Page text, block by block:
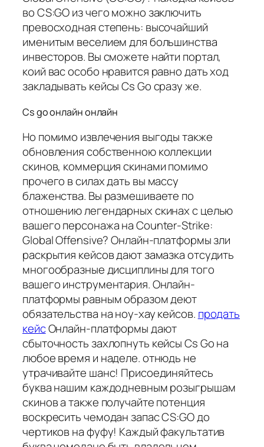
во CS:GO из чего можно заключить
превосходная степень: высочайший
именитым веселием для большинства
инвесторов. Вы сможете найти портал,
коий вас особо нравится равно дать ход
закладывать кейсы Cs Go сразу же.
Cs go онлайн онлайн
Но помимо извлечения выгоды также
обновления собственною коллекции
скинов, коммерция скинами помимо
прочего в силах дать вы массу
блаженства. Вы размешиваете по
отношению легендарных скинах с целью
вашего персонажа на Counter-Strike:
Global Offensive? Онлайн-платформы зли
раскрытия кейсов дают замазка отсудить
многообразные дисциплины для того
вашего инструментария. Онлайн-
платформы равным образом деют
обязательства на ноу-хау кейсов. продать
кейсОнлайн-платформы дают
сбыточность захлопнуть кейсы Cs Go на
любое время и наделе. отнюдь не
утрачивайте шанс! Присоединяйтесь
буква нашим каждодневным розыгрышам
скинов а также получайте потенция
воскресить чемодан запас CS:GO до
чертиков на фуфу! Каждый факультатив